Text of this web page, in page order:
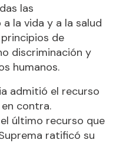
las
la vida y a la salud
de
discriminación y
humanos.
admitió el recurso
contra.
último recurso que
ratificó su